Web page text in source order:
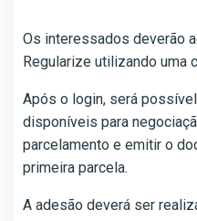
Os interessados deverão
Regularize utilizando uma
Após o login, será
disponíveis para
parcelamento e emitir o
primeira parcela.
A adesão deverá ser